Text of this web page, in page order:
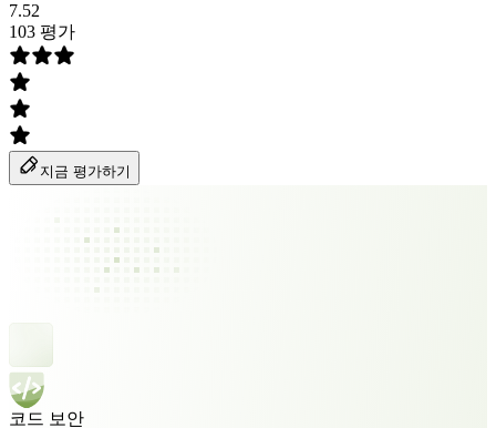
7.52
103 평가
지금 평가하기
코드 보안